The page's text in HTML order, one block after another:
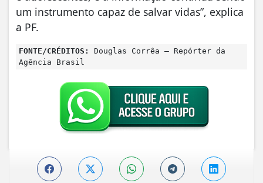
um instrumento capaz de salvar vidas”, explica
a PF.
FONTE/CRÉDITOS:
Douglas Corrêa – Repórter da
Agência Brasil